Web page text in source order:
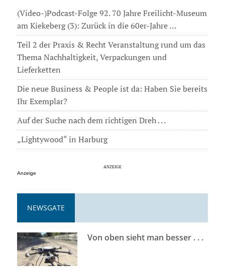
(Video-)Podcast-Folge 92. 70 Jahre Freilicht-Museum
am Kiekeberg (3): Zurück in die 60er-Jahre …
Teil 2 der Praxis & Recht Veranstaltung rund um das
Thema Nachhaltigkeit, Verpackungen und
Lieferketten
Die neue Business & People ist da: Haben Sie bereits
Ihr Exemplar?
Auf der Suche nach dem richtigen Dreh . . .
„Lightywood“ in Harburg
Anzeige
NEWSGATE
Von oben sieht man besser . . .